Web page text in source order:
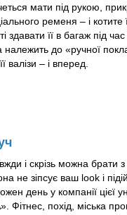
мати під рукою,
ременя – і
здавати її в багаж під
належить до «ручної
валізи – і вперед.
і скрізь можна брати
не зіпсує ваш look і
день у компанії цієї
похід, міська